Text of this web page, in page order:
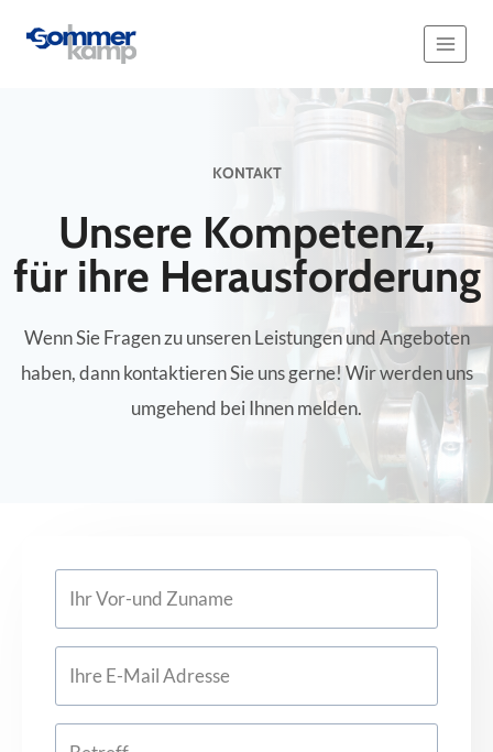
Inhalt
KONTAKT
Unsere Kompetenz,
für ihre Herausforderung
Wenn Sie Fragen zu unseren Leistungen und Angeboten
haben, dann kontaktieren Sie uns gerne! Wir werden uns
umgehend bei Ihnen melden.